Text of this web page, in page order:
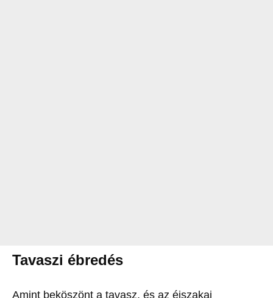
Tavaszi ébredés
Amint beköszönt a tavasz, és az éjszakai